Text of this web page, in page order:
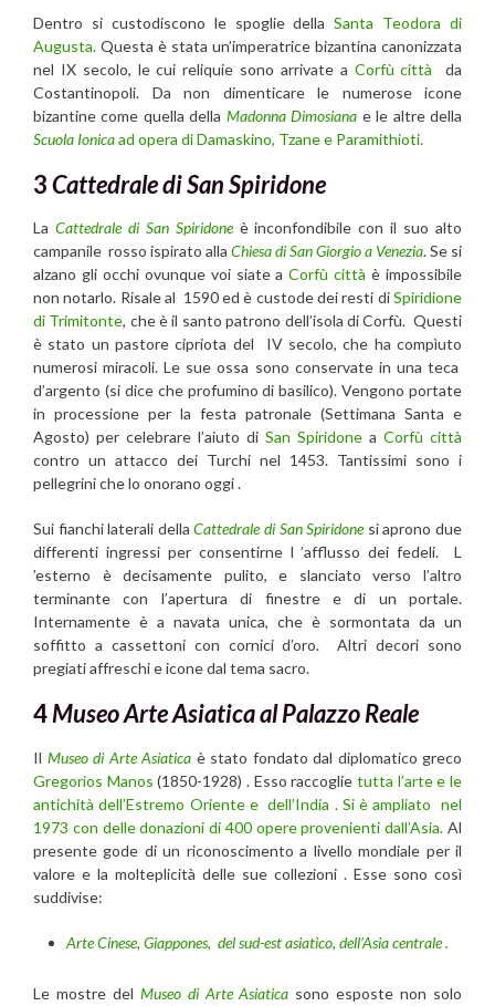
Dentro si custodiscono le spoglie dellaSanta Teodora di
Augusta. Questa è stata un’imperatrice bizantina canonizzata
nel IX secolo, le cui reliquie sono arrivate a Corfù città da
Costantinopoli. Da non dimenticare le numerose icone
bizantine come quella della Madonna Dimosiana e le altre della
Scuola Ionicaad opera di Damaskino, Tzane e Paramithioti.
3Cattedrale di San Spiridone
La Cattedrale di San Spiridoneè inconfondibile con il suo alto
campanile rosso ispirato alla Chiesa di San Giorgio a Venezia. Se si
alzano gli occhi ovunque voi siate aCorfù città è impossibile
non notarlo. Risale al 1590 ed è custode dei resti diSpiridione
di Trimitonte, che è il santo patrono dell’isola di Corfù. Questi
è stato un pastore cipriota del IV secolo, che ha compìuto
numerosi miracoli. Le sue ossa sono conservate in una teca
d’argento (si dice che profumino di basilico). Vengono portate
in processione per la festa patronale (Settimana Santa e
Agosto) per celebrare l’aiuto di San Spiridone a Corfù città
contro un attacco dei Turchi nel 1453. Tantissimi sono i
pellegrini che lo onorano oggi .
Sui fianchi laterali dellaCattedrale di San Spiridonesi aprono due
differenti ingressi per consentirne l ’afflusso dei fedeli. L
’esterno è decisamente pulito, e slanciato verso l’altro
terminante con l’apertura di finestre e di un portale.
Internamente è a navata unica, che è sormontata da un
soffitto a cassettoni con cornici d’oro. Altri decori sono
pregiati affreschi e icone dal tema sacro.
4Museo Arte Asiatica al Palazzo Reale
Il Museo di Arte Asiatica è stato fondato dal diplomatico greco
Gregorios Manos (1850-1928) . Esso raccoglietutta l’arte e le
antichità dell’Estremo Oriente e dell’India . Si è ampliato nel
1973 con delle donazioni di 400 opere provenienti dall’Asia. Al
presente gode di un riconoscimento a livello mondiale per il
valore e la molteplicità delle sue collezioni . Esse sono così
suddivise:
Arte Cinese, Giappones, del sud-est asiatico, dell’Asia centrale .
Le mostre del Museo di Arte Asiatica sono esposte non solo